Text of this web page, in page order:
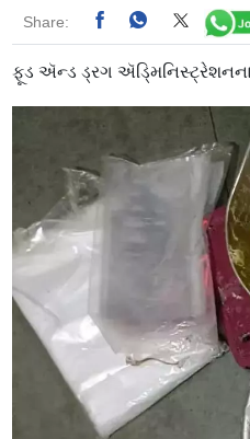
Share:
ફૂડ ઍન્ડ ડ્રગ